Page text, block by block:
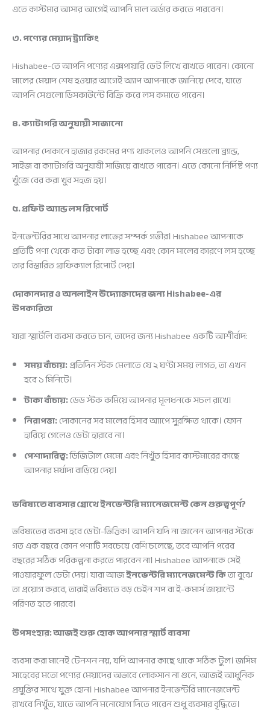
এতে কাস্টমার আসার আগেই আপনি মাল অর্ডার করতে পারবেন।
৩. পণ্যের মেয়াদ ট্র্যাকিং
Hishabee-তে আপনি পণ্যের এক্সপায়ারি ডেট লিখে রাখতে পারেন। কোনো
মালের মেয়াদ শেষ হওয়ার আগেই অ্যাপ আপনাকে জানিয়ে দেবে, যাতে
আপনি সেগুলো ডিসকাউন্টে বিক্রি করে লস কমাতে পারেন।
৪. ক্যাটাগরি অনুযায়ী সাজানো
আপনার দোকানে হাজার রকমের পণ্য থাকলেও আপনি সেগুলো ব্র্যান্ড,
সাইজ বা ক্যাটাগরি অনুযায়ী সাজিয়ে রাখতে পারেন। এতে কোনো নির্দিষ্ট পণ্য
খুঁজে বের করা খুব সহজ হয়।
৫. প্রফিট অ্যান্ড লস রিপোর্ট
ইনভেন্টরির সাথে আপনার লাভের সম্পর্ক গভীর। Hishabee আপনাকে
প্রতিটি পণ্য থেকে কত টাকা লাভ হচ্ছে এবং কোন মালের কারণে লস হচ্ছে
তার বিস্তারিত গ্রাফিক্যাল রিপোর্ট দেয়।
দোকানদার ও অনলাইন উদ্যোক্তাদের জন্য Hishabee-এর
উপকারিতা
যারা স্মার্টলি ব্যবসা করতে চান, তাদের জন্য Hishabee একটি আশীর্বাদ:
সময় বাঁচায়:প্রতিদিন স্টক মেলাতে যে ২ ঘণ্টা সময় লাগত, তা এখন
হবে ১ মিনিটে।
টাকা বাঁচায়:ডেড স্টক কমিয়ে আপনার মূলধনকে সচল রাখে।
নিরাপত্তা:দোকানের সব মালের হিসাব অ্যাপে সুরক্ষিত থাকে। ফোন
হারিয়ে গেলেও ডেটা হারাবে না।
পেশাদারিত্ব:ডিজিটাল মেমো এবং নিখুঁত হিসাব কাস্টমারের কাছে
আপনার মর্যাদা বাড়িয়ে দেয়।
ভবিষ্যতে ব্যবসার গ্রোথে ইনভেন্টরি ম্যানেজমেন্ট কেন গুরুত্বপূর্ণ?
ভবিষ্যতের ব্যবসা হবে ডেটা-ভিত্তিক। আপনি যদি না জানেন আপনার স্টকে
গত এক বছরে কোন পণ্যটি সবচেয়ে বেশি চলেছে, তবে আপনি পরের
বছরের সঠিক পরিকল্পনা করতে পারবেন না। Hishabee আপনাকে সেই
পাওয়ারফুল ডেটা দেয়। যারা আজইনভেন্টরি ম্যানেজমেন্ট কিতা বুঝে
তা প্রয়োগ করবে, তারাই ভবিষ্যতে বড় চেইন শপ বা ই-কমার্স জায়ান্টে
পরিণত হতে পারবে।
উপসংহার: আজই শুরু হোক আপনার স্মার্ট ব্যবসা
ব্যবসা করা মানেই টেনশন নয়, যদি আপনার কাছে থাকে সঠিক টুল। জসিম
সাহেবের মতো পণ্যের মেয়াদের অভাবে লোকসান না গুনে, আজই আধুনিক
প্রযুক্তির সাথে যুক্ত হোন। Hishabee আপনার ইনভেন্টরি ম্যানেজমেন্ট
রাখবে নিখুঁত, যাতে আপনি মনোযোগ দিতে পারেন শুধু ব্যবসার বৃদ্ধিতে।